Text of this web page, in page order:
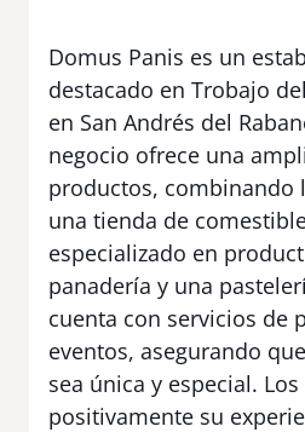
Domus Panis es un
destacado en Trobajo
en San Andrés del
negocio ofrece una
productos, combinando
una tienda de
especializado en
panadería y una
cuenta con servicios de
eventos, asegurando
sea única y especial.
positivamente su